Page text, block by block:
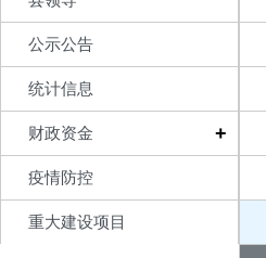
公示公告
统计信息
财政资金 +
疫情防控
重大建设项目